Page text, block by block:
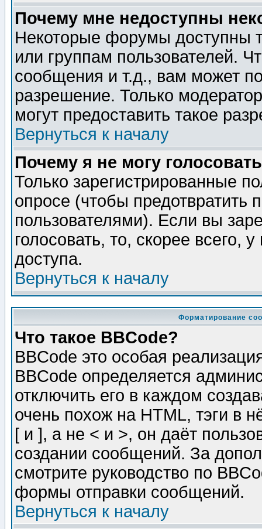
Почему мне недоступны
Некоторые форумы доступны
или группам пользователей.
сообщения и т.д., вам может
разрешение. Только
могут предоставить такое
Вернуться к началу
Почему я не могу
Только зарегистрированные
опросе (чтобы предотвратить
пользователями). Если вы
голосовать, то, скорее всего,
доступа.
Вернуться к началу
Форматирование
Что такое BBCode?
BBCode это особая
BBCode определяется
отключить его в каждом
очень похож на HTML, тэги в
[ и ], а не < и >, он даёт
создании сообщений. За
смотрите руководство по
формы отправки сообщений.
Вернуться к началу